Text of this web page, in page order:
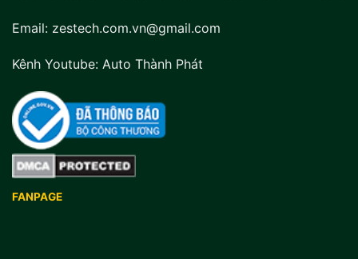
Email: zestech.com.vn@gmail.com
Kênh Youtube: Auto Thành Phát
FANPAGE